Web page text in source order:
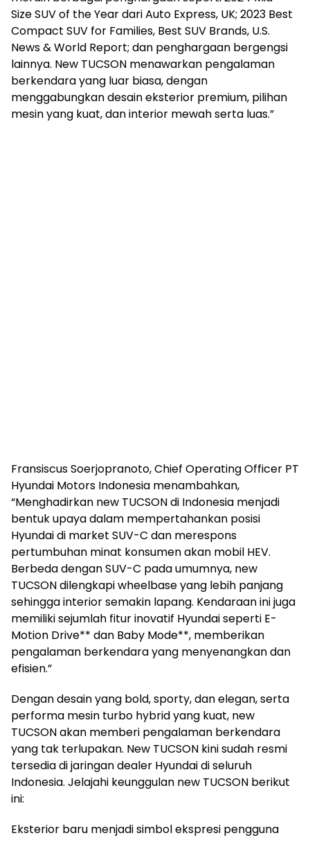
Size SUV of the Year dari Auto Express, UK; 2023 Best
Compact SUV for Families, Best SUV Brands, U.S.
News & World Report; dan penghargaan bergengsi
lainnya. New TUCSON menawarkan pengalaman
berkendara yang luar biasa, dengan
menggabungkan desain eksterior premium, pilihan
mesin yang kuat, dan interior mewah serta luas.”
Fransiscus Soerjopranoto, Chief Operating Officer PT
Hyundai Motors Indonesia menambahkan,
“Menghadirkan new TUCSON di Indonesia menjadi
bentuk upaya dalam mempertahankan posisi
Hyundai di market SUV-C dan merespons
pertumbuhan minat konsumen akan mobil HEV.
Berbeda dengan SUV-C pada umumnya, new
TUCSON dilengkapi wheelbase yang lebih panjang
sehingga interior semakin lapang. Kendaraan ini juga
memiliki sejumlah fitur inovatif Hyundai seperti E-
Motion Drive** dan Baby Mode**, memberikan
pengalaman berkendara yang menyenangkan dan
efisien.”
Dengan desain yang bold, sporty, dan elegan, serta
performa mesin turbo hybrid yang kuat, new
TUCSON akan memberi pengalaman berkendara
yang tak terlupakan. New TUCSON kini sudah resmi
tersedia di jaringan dealer Hyundai di seluruh
Indonesia. Jelajahi keunggulan new TUCSON berikut
ini:
Eksterior baru menjadi simbol ekspresi pengguna